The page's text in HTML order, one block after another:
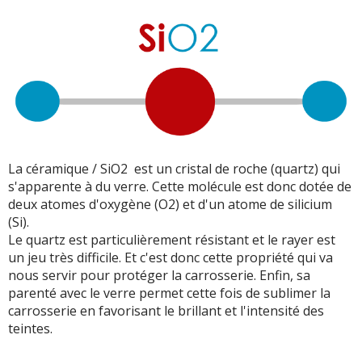
La céramique / SiO2 est un cristal de roche (quartz) qui
s'apparente à du verre. Cette molécule est donc dotée de
deux atomes d'oxygène (O2) et d'un atome de silicium
(Si).
Le quartz est particulièrement résistant et le rayer est
un jeu très difficile. Et c'est donc cette propriété qui va
nous servir pour protéger la carrosserie. Enfin, sa
parenté avec le verre permet cette fois de sublimer la
carrosserie en favorisant le brillant et l'intensité des
teintes.